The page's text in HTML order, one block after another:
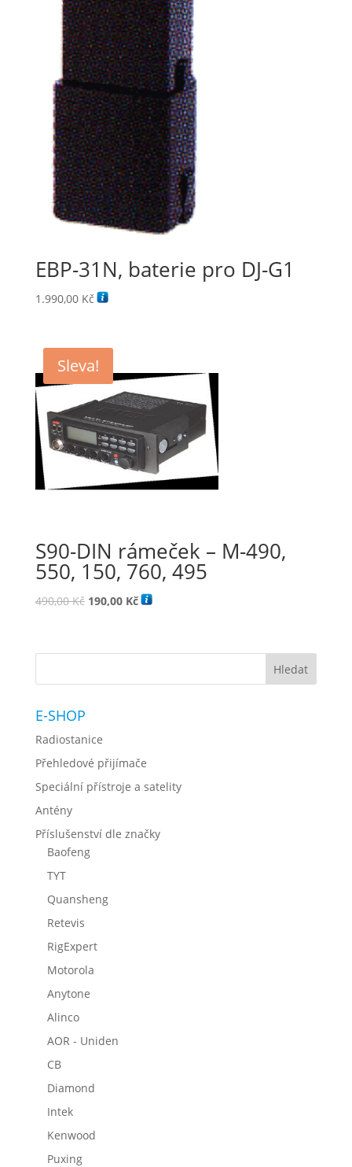
EBP-31N, baterie pro DJ-G1
1.990,00 Kč
Sleva!
S90-DIN rámeček – M-490,
550, 150, 760, 495
490,00Kč Původní
490,00 Kč.
190,00 KčAktuální
190,00 Kč.
E-SHOP
Radiostanice
Přehledové přijímače
Speciální přístroje a satelity
Antény
Příslušenství dle značky
Baofeng
TYT
Quansheng
Retevis
RigExpert
Motorola
Anytone
Alinco
AOR - Uniden
CB
Diamond
Intek
Kenwood
Puxing